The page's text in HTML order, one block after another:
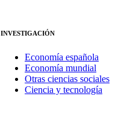
INVESTIGACIÓN
Economía española
Economía mundial
Otras ciencias sociales
Ciencia y tecnología